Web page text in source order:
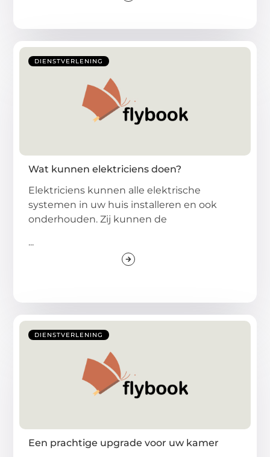
DIENSTVERLENING
Wat kunnen elektriciens doen?
Elektriciens kunnen alle elektrische
systemen in uw huis installeren en ook
onderhouden. Zij kunnen de
...
DIENSTVERLENING
Een prachtige upgrade voor uw kamer